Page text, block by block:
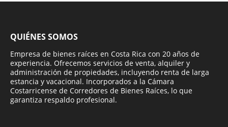
QUIÉNES SOMOS
Empresa de bienes raíces en Costa Rica con 20 años de
experiencia. Ofrecemos servicios de venta, alquiler y
administración de propiedades, incluyendo renta de larga
estancia y vacacional. Incorporados a la Cámara
Costarricense de Corredores de Bienes Raíces, lo que
garantiza respaldo profesional.